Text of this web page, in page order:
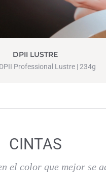
DPII LUSTRE
Professional Lustre | 234g
CINTAS
el color que mejor se